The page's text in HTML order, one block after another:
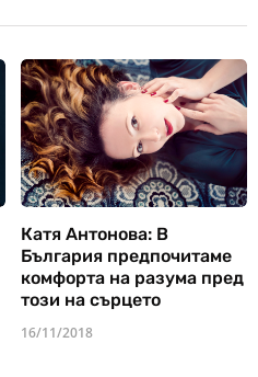
Катя Антонова: В
България предпочитаме
комфорта на разума пред
този на сърцето
16/11/2018